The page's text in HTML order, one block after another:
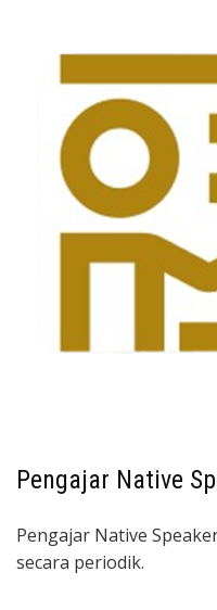
Pengajar Native
Pengajar Native
secara periodik.